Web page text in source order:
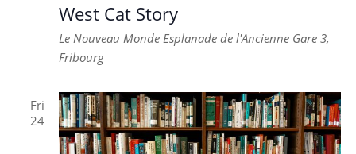
West Cat Story
Le Nouveau Monde Esplanade de l'Ancienne Gare 3,
Fribourg
Fri
24